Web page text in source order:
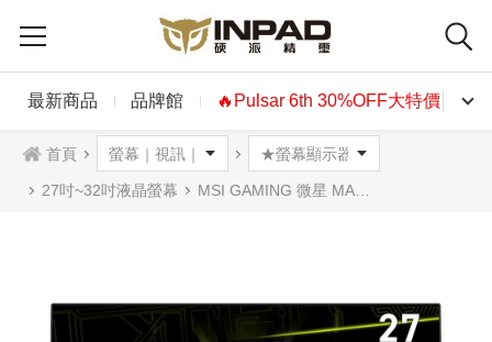
最新商品 品牌館 🔥Pulsar 6th 30%OFF大特價🔥
首頁
27吋~32吋液晶螢幕 MSI GAMING 微星 MAG 274QF X24 FHD 27吋平面電競螢幕